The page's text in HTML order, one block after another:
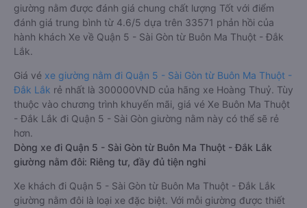
giường nằm được đánh giá chung chất lượng Tốt với điểm
đánh giá trung bình từ 4.6/5 dựa trên 33571 phản hồi của
hành khách Xe về Quận 5 - Sài Gòn từ Buôn Ma Thuột - Đắk
Lắk.
Giá vé xe giường nằm đi Quận 5 - Sài Gòn từ Buôn Ma Thuột -
Đắk Lắk rẻ nhất là 300000VND của hãng xe Hoàng Thuỷ. Tùy
thuộc vào chương trình khuyến mãi, giá vé Xe Buôn Ma Thuột
- Đắk Lắk đi Quận 5 - Sài Gòn giường nằm này có thể sẽ rẻ
hơn.
Dòng xe đi Quận 5 - Sài Gòn từ Buôn Ma Thuột - Đắk Lắk
giường nằm đôi: Riêng tư, đầy đủ tiện nghi
Xe khách đi Quận 5 - Sài Gòn từ Buôn Ma Thuột - Đắk Lắk
giường nằm đôi là loại xe đặc biệt. Với mỗi giường được thiết